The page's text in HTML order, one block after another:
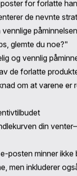
forlatt i
eventuelle tvil
å fullføre kjøpet.
dine vet at de
til kundeservice
eventuelle
postene dine,
Shopifys
og
tilnærmingen din.